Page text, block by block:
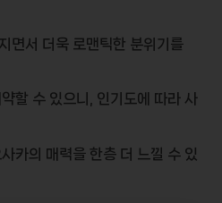
면서 더욱 로맨틱한 분위기를
할 수 있으니, 인기도에 따라 사
카의 매력을 한층 더 느낄 수 있